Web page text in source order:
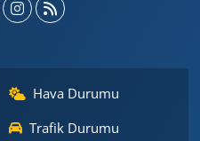
Hava Durumu
Trafik Durumu